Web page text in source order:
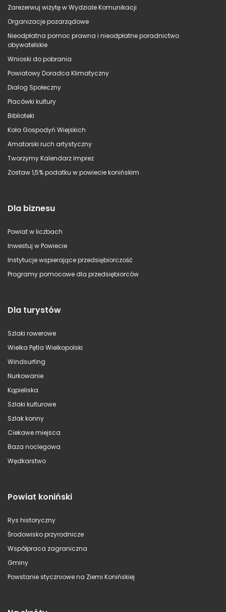
Zarezerwuj wizytę w Wydziale Komunikacji
Organizacje pozarządowe
Nieodpłatna pomoc prawna i nieodpłatne poradnictwo
obywatelskie
Wnioski do pobrania
Powiatowy Doradca Klimatyczny
Dialog Społeczny
Placówki kultury
Biblioteki
Koła Gospodyń Wiejskich
Amatorski ruch artystyczny
Tworzymy Kalendarz Imprez
Zostaw 1,5% podatku w powiecie konińskim
Dla biznesu
Powiat w liczbach
Inwestuj w Powiecie
Instytucje wspierające przedsiębiorczość
Programy pomocowe dla przedsiębiorców
Dla turystów
Szlaki rowerowe
Wielka Pętla Wielkopolski
Windsurfing
Nurkowanie
Kąpieliska
Szlaki kulturowe
Szlak konny
Ciekawe miejsca
Baza noclegowa
Wędkarstwo
Powiat koniński
Rys historyczny
Środowisko przyrodnicze
Współpraca zagraniczna
Gminy
Powstanie styczniowe na Ziemi Konińskiej